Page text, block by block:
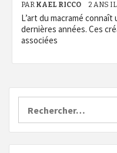
PAR KAEL RICCO 2 ANS
L’art du macramé
dernières années. Ces
associées